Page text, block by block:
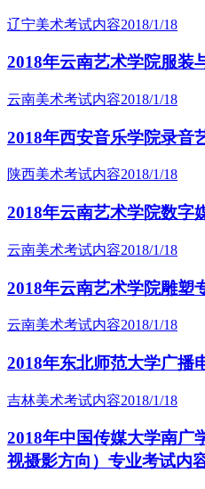
辽宁美术考试内容2018/1/18
2018年云南艺术学院服装
云南美术考试内容2018/1/18
2018年西安音乐学院录音
陕西美术考试内容2018/1/18
2018年云南艺术学院数字
云南美术考试内容2018/1/18
2018年云南艺术学院雕塑
云南美术考试内容2018/1/18
2018年东北师范大学广播
吉林美术考试内容2018/1/18
2018年中国传媒大学南广
视摄影方向）专业考试内